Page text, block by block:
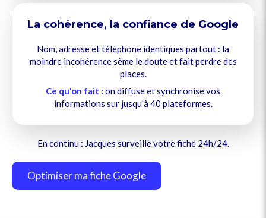
La cohérence, la confiance de Google
Nom, adresse et téléphone identiques partout : la
moindre incohérence sème le doute et fait perdre des
places.
Ce qu'on fait : on diffuse et synchronise vos
informations sur jusqu'à 40 plateformes.
En continu : Jacques surveille votre fiche 24h/24.
Optimiser ma fiche Google